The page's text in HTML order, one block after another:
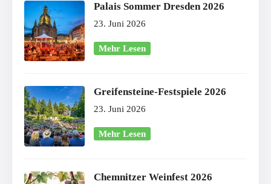
Palais Sommer Dresden 2026
23. Juni 2026
Mehr Lesen
Greifensteine-Festspiele 2026
23. Juni 2026
Mehr Lesen
Chemnitzer Weinfest 2026